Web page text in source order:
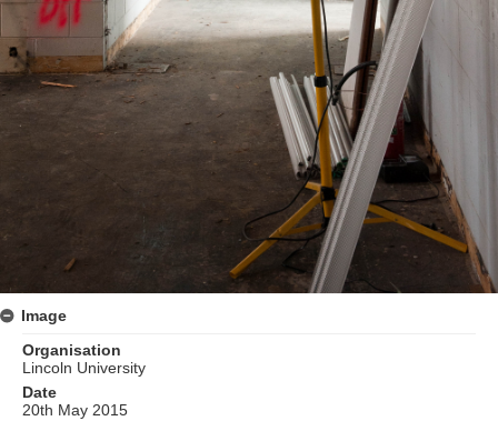
Image
Organisation
Lincoln University
Date
20th May 2015